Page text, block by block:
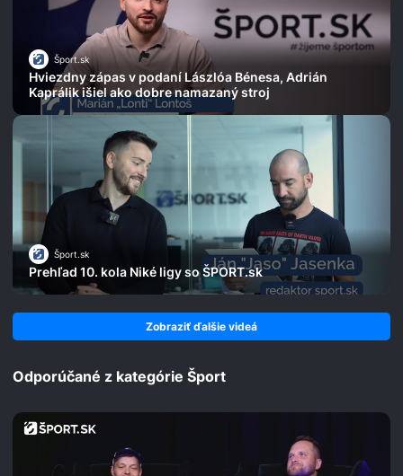
Šport.sk
Hviezdny zápas v podaní Lászlóa Bénesa, Adrián
Kaprálik išiel ako dobre namazaný stroj
Šport.sk
Prehľad 10. kola Niké ligy so ŠPORT.sk
Zobraziť ďalšie videá
Odporúčané z kategórie Šport